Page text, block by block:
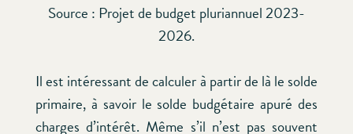
Source : Projet de budget pluriannuel 2023-
2026.
Il est intéressant de calculer à partir de là le solde
primaire, à savoir le solde budgétaire apuré des
charges d’intérêt. Même s’il n’est pas souvent